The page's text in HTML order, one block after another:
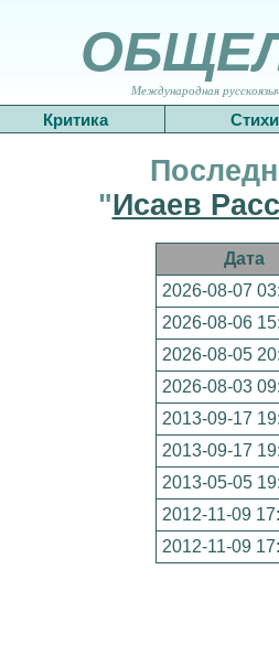
Международная
Критика Стихи
"Исаев
Дата
2026-08-07
2026-08-06
2026-08-05
2026-08-03
2013-09-17
2013-09-17
2013-05-05
2012-11-09
2012-11-09